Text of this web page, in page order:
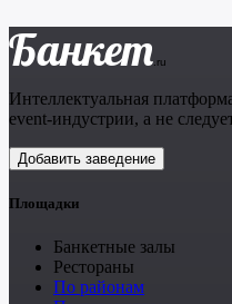
Банкет .ru
Интеллектуальная
event-индустрии, а не
Добавить заведение
Площадки
Банкетные залы
Рестораны
По районам